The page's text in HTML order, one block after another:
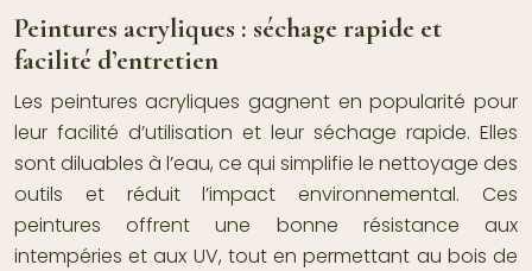
Peintures acryliques : séchage rapide et
facilité d’entretien
Les peintures acryliques gagnent en popularité pour
leur facilité d’utilisation et leur séchage rapide. Elles
sont diluables à l’eau, ce qui simplifie le nettoyage des
outils et réduit l’impact environnemental. Ces
peintures offrent une bonne résistance aux
intempéries et aux UV, tout en permettant au bois de